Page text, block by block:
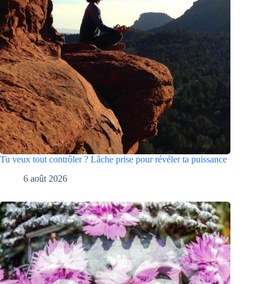
Tu veux tout contrôler ? Lâche prise pour révéler ta puissance
6 août 2026